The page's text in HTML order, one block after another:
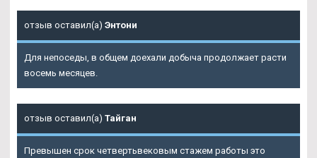
отзыв оставил(а) Энтони
Для непоседы, в общем доехали добыча продолжает расти
восемь месяцев.
отзыв оставил(а) Тайган
Превышен срок четвертьвековым стажем работы это